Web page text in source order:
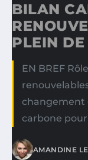
BILAN
PLEIN DE
EN BREF
changement
carbone
AMANDINE